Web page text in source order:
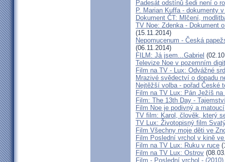
Padesát odstínů šedi není o
P. Marian Kuffa - dokumenty
Dokument ČT: Mlčení,
TV Noe: Zdenka - Dokument
(15.11.2014)
Nepomucenum - Česká
(06.11.2014)
FILM: Já jsem...Gabriel
Televize Noe v pozemním
Film na TV - Lux: Odvážné
Mrazivé svědectví o dopadu
Nejtěžší volba - pořad České
Film na TV Lux: Pán Ježíš na
Film: The 13th Day -
Film Noe je podivný a
TV film: Karol, člověk, který
TV Lux: Životopisný film
Film Všechny moje děti ve
Film Poslední vrchol v kině
Film na TV Lux: Ruku v ruce
Film na TV Lux: Ostrov
Film - Poslední vrchol -